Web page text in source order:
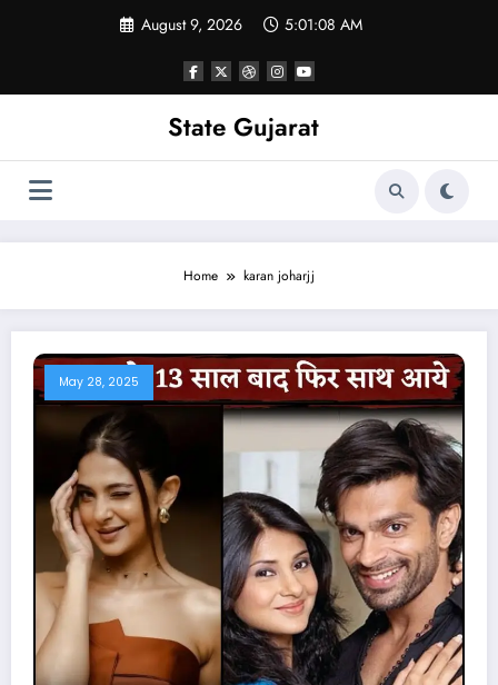
August 9, 2026 5:01:09 AM
State Gujarat
Home karan joharjj
May 28, 2025